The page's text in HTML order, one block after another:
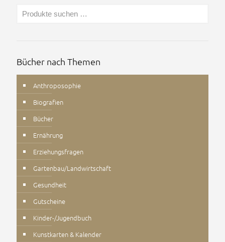
Bücher nach Themen
Anthroposophie
Biografien
Bücher
Ernährung
Erziehungsfragen
Gartenbau/Landwirtschaft
Gesundheit
Gutscheine
Kinder-/Jugendbuch
Kunstkarten & Kalender